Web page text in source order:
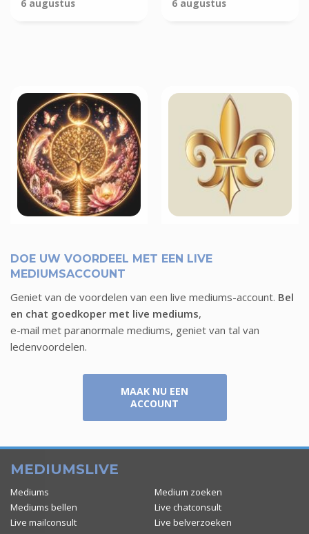
6 augustus 6 augustus
6 augustus
SHARIDA MARRY
DOE UW VOORDEEL MET EEN LIVE
MEDIUMSACCOUNT
Geniet van de voordelen van een live mediums-account. Bel
en chat goedkoper met live mediums,
e-mail met paranormale mediums, geniet van tal van
ledenvoordelen.
MAAK NU EEN
ACCOUNT
MEDIUMSLIVE
Mediums
Medium zoeken
Mediums bellen
Live chatconsult
Live mailconsult
Live belverzoeken